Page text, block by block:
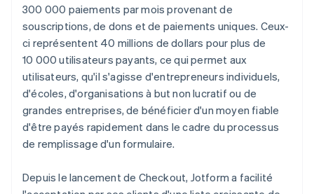
300 000 paiements par mois provenant de
souscriptions, de dons et de paiements uniques. Ceux-
ci représentent 40 millions de dollars pour plus de
10 000 utilisateurs payants, ce qui permet aux
utilisateurs, qu'il s'agisse d'entrepreneurs individuels,
d'écoles, d'organisations à but non lucratif ou de
grandes entreprises, de bénéficier d'un moyen fiable
d'être payés rapidement dans le cadre du processus
de remplissage d'un formulaire.
Depuis le lancement de Checkout, Jotform a facilité